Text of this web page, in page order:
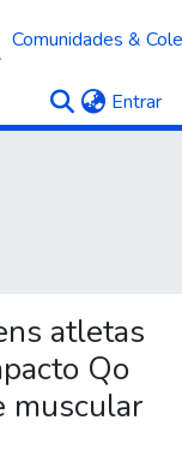
Comunidades &
Entrar
atletas
Qo
muscular